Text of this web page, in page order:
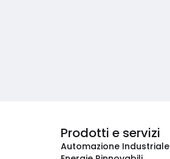
Prodotti e servizi
Automazione Industriale